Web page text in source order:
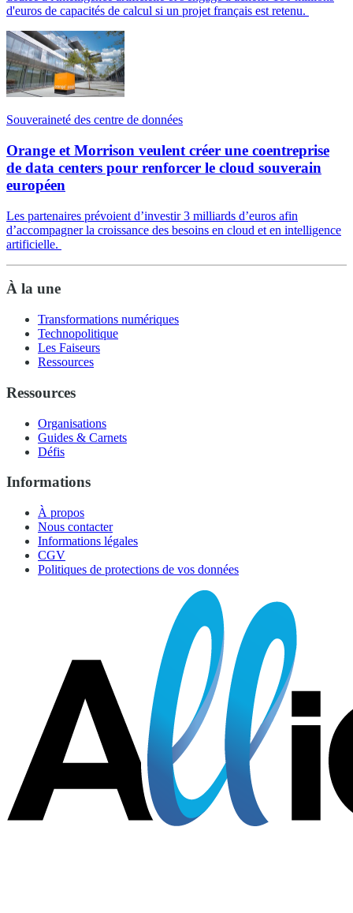
d'euros de capacités de calcul si un projet français est retenu.
Souveraineté des centre de données
Orange et Morrison veulent créer une coentreprise
de data centers pour renforcer le cloud souverain
européen
Les partenaires prévoient d’investir 3 milliards d’euros afin
d’accompagner la croissance des besoins en cloud et en intelligence
artificielle.
À la une
Transformations numériques
Technopolitique
Les Faiseurs
Ressources
Ressources
Organisations
Guides & Carnets
Défis
Informations
À propos
Nous contacter
Informations légales
CGV
Politiques de protections de vos données